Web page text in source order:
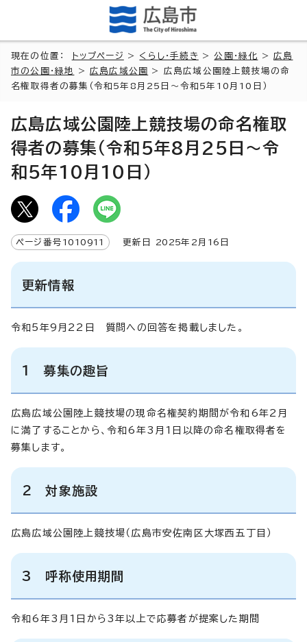
現在の位置： トップページ > くらし・手続き >公園・緑化 >広島
市の公園・緑地
>広島広域公園
> 広島広域公園陸上競技場の命
名権取得者の募集（令和5年8月25日～令和5年10月10日）
広島広域公園陸上競技場の命名権取
得者の募集（令和5年8月25日～令
和5年10月10日）
ページ番号 1010911 更新日 2025年2月 16 日
更新情報
令和5年9月22日 質問への回答を掲載しました。
1 募集の趣旨
広島広域公園陸上競技場の現命名権契約期間が令和6年2月
に満了することから、令和6年3月1日以降の命名権取得者を
募集します。
2 対象施設
広島広域公園陸上競技場（広島市安佐南区大塚西五丁目）
3 呼称使用期間
令和6年3月1日から3年以上で応募者が提案した期間